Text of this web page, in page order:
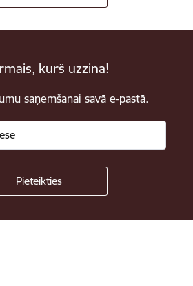
kurš uzzina!
saņemšanai savā e-pastā.